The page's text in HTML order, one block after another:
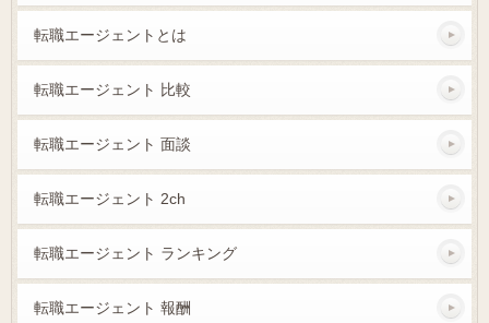
転職エージェントとは
転職エージェント 比較
転職エージェント 面談
転職エージェント 2ch
転職エージェント ランキング
転職エージェント 報酬